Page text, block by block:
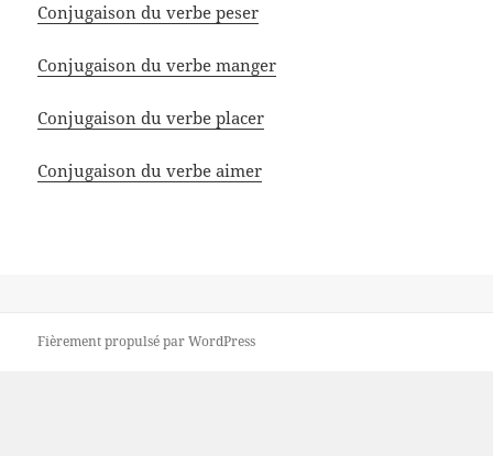
Conjugaison du verbe peser
Conjugaison du verbe manger
Conjugaison du verbe placer
Conjugaison du verbe aimer
Fièrement propulsé par WordPress